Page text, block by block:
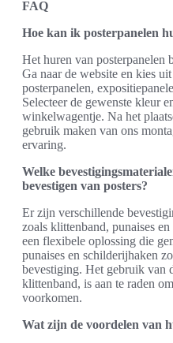
FAQ
Hoe kan ik posterpanelen
Het huren van
Ga naar de website en kies uit
posterpanelen,
Selecteer de gewenste kleur
winkelwagentje. Na het
gebruik maken van ons
ervaring.
Welke
bevestigen van posters?
Er zijn verschillende
zoals klittenband, punaises
een flexibele oplossing die
punaises en schilderijhaken
bevestiging. Het gebruik van
klittenband, is aan te raden
voorkomen.
Wat zijn de voordelen van